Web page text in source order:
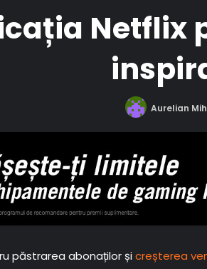
Netflix
Aurelian
păstrarea abonaților șicreșterea